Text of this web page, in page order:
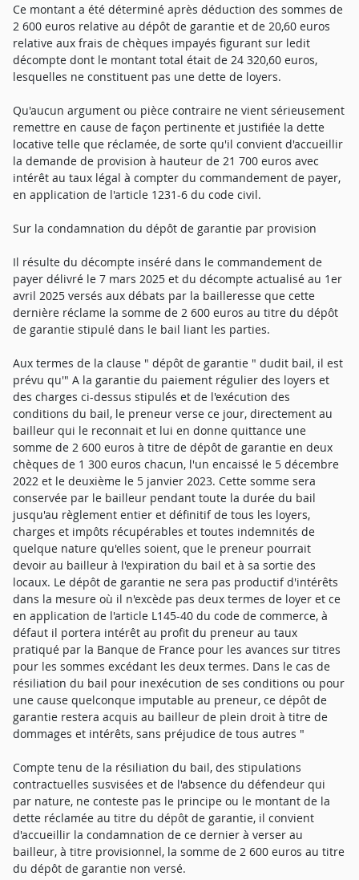
Ce montant a été déterminé après déduction des sommes de
2 600 euros relative au dépôt de garantie et de 20,60 euros
relative aux frais de chèques impayés figurant sur ledit
décompte dont le montant total était de 24 320,60 euros,
lesquelles ne constituent pas une dette de loyers.
Qu'aucun argument ou pièce contraire ne vient sérieusement
remettre en cause de façon pertinente et justifiée la dette
locative telle que réclamée, de sorte qu'il convient d'accueillir
la demande de provision à hauteur de 21 700 euros avec
intérêt au taux légal à compter du commandement de payer,
en application de l'article 1231-6 du code civil.
Sur la condamnation du dépôt de garantie par provision
Il résulte du décompte inséré dans le commandement de
payer délivré le 7 mars 2025 et du décompte actualisé au 1er
avril 2025 versés aux débats par la bailleresse que cette
dernière réclame la somme de 2 600 euros au titre du dépôt
de garantie stipulé dans le bail liant les parties.
Aux termes de la clause " dépôt de garantie " dudit bail, il est
prévu qu'" A la garantie du paiement régulier des loyers et
des charges ci-dessus stipulés et de l'exécution des
conditions du bail, le preneur verse ce jour, directement au
bailleur qui le reconnait et lui en donne quittance une
somme de 2 600 euros à titre de dépôt de garantie en deux
chèques de 1 300 euros chacun, l'un encaissé le 5 décembre
2022 et le deuxième le 5 janvier 2023. Cette somme sera
conservée par le bailleur pendant toute la durée du bail
jusqu'au règlement entier et définitif de tous les loyers,
charges et impôts récupérables et toutes indemnités de
quelque nature qu'elles soient, que le preneur pourrait
devoir au bailleur à l'expiration du bail et à sa sortie des
locaux. Le dépôt de garantie ne sera pas productif d'intérêts
dans la mesure où il n'excède pas deux termes de loyer et ce
en application de l'article L145-40 du code de commerce, à
défaut il portera intérêt au profit du preneur au taux
pratiqué par la Banque de France pour les avances sur titres
pour les sommes excédant les deux termes. Dans le cas de
résiliation du bail pour inexécution de ses conditions ou pour
une cause quelconque imputable au preneur, ce dépôt de
garantie restera acquis au bailleur de plein droit à titre de
dommages et intérêts, sans préjudice de tous autres "
Compte tenu de la résiliation du bail, des stipulations
contractuelles susvisées et de l'absence du défendeur qui
par nature, ne conteste pas le principe ou le montant de la
dette réclamée au titre du dépôt de garantie, il convient
d'accueillir la condamnation de ce dernier à verser au
bailleur, à titre provisionnel, la somme de 2 600 euros au titre
du dépôt de garantie non versé.